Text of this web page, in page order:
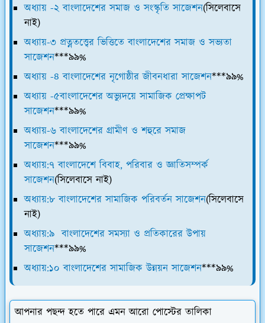
অধ্যায় -২ বাংলাদেশের সমাজ ও সংস্কৃতি সাজেশন(সিলেবাসে
নাই)
অধ্যায়-৩ প্রত্নতত্ত্বের ভিত্তিতে বাংলাদেশের সমাজ ও সভ্যতা
সাজেশন***৯৯%
অধ্যায় -৪ বাংলাদেশের নৃগোষ্ঠীর জীবনধারা সাজেশন***৯৯%
অধ্যায় -৫বাংলাদেশের অভ্যুদয়ে সামাজিক প্রেক্ষাপট
সাজেশন***৯৯%
অধ্যায়-৬ বাংলাদেশের গ্রামীণ ও শহুরে সমাজ
সাজেশন***৯৯%
অধ্যায়:৭ বাংলাদেশে বিবাহ, পরিবার ও জ্ঞাতিসম্পর্ক
সাজেশন(সিলেবাসে নাই)
অধ্যায়:৮ বাংলাদেশের সামাজিক পরিবর্তন সাজেশন(সিলেবাসে
নাই)
অধ্যায়:৯ বাংলাদেশের সমস্যা ও প্রতিকারের উপায়
সাজেশন***৯৯%
অধ্যায়:১০ বাংলাদেশের সামাজিক উন্নয়ন সাজেশন***৯৯%
আপনার পছন্দ হতে পারে এমন আরো পোস্টের তালিকা